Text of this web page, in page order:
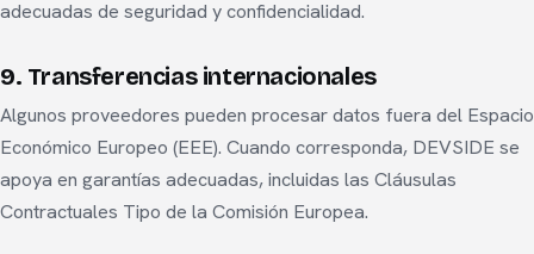
adecuadas de seguridad y confidencialidad.
9. Transferencias internacionales
Algunos proveedores pueden procesar datos fuera del Espacio
Económico Europeo (EEE). Cuando corresponda, DEVSIDE se
apoya en garantías adecuadas, incluidas las Cláusulas
Contractuales Tipo de la Comisión Europea.